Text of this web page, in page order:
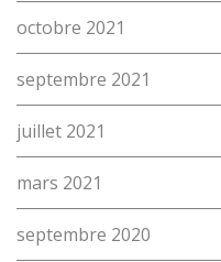
octobre 2021
septembre 2021
juillet 2021
mars 2021
septembre 2020